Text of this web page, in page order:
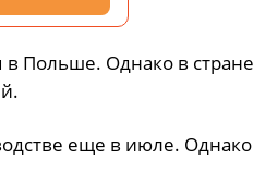
в Польше. Однако в стране
еще в июле. Однако